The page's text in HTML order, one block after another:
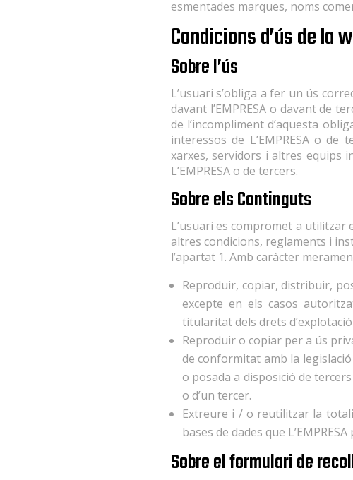
esmentades marques, noms
Condicions d’ús de la
Sobre l’ús
L’usuari s’obliga a fer un ús
davant l’EMPRESA o davant de
de l’incompliment d’aquesta
interessos de L’EMPRESA o
xarxes, servidors i altres equips
L’EMPRESA o de tercers.
Sobre els Continguts
L’usuari es compromet a utilitzar
altres condicions, reglaments i
l’apartat 1. Amb caràcter
Reproduir, copiar, distribuir,
excepte en els casos
titularitat dels drets d’explotació
Reproduir o copiar per a ús
de conformitat amb la
o posada a disposició de
o d’un tercer.
Extreure i / o reutilitzar la
bases de dades que
Sobre el formulari de